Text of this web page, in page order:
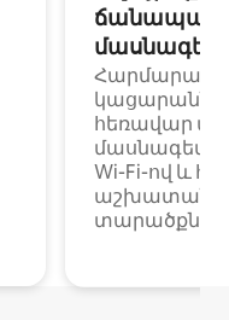
հեռավար
Wi-Fi-ով և